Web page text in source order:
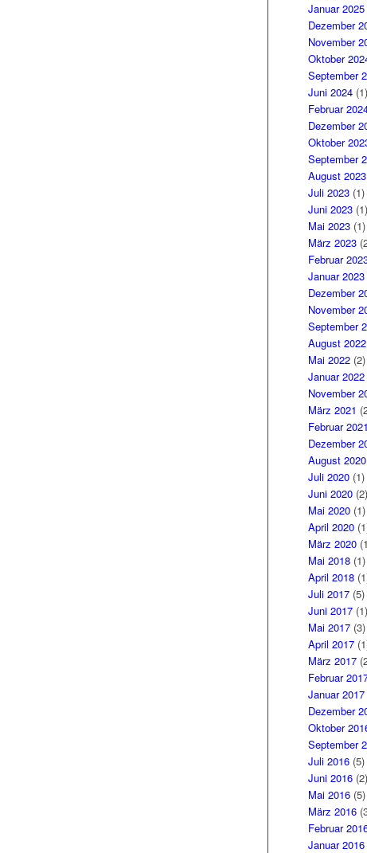
Januar 2025
Dezember
November
Oktober
September
Juni 2024 (1)
Februar
Dezember
Oktober
September
August 2023
Juli 2023 (1)
Juni 2023 (1)
Mai 2023 (1)
März 2023
Februar
Januar 2023
Dezember
November
September
August 2022
Mai 2022 (2)
Januar 2022
November
März 2021
Februar 2021
Dezember
August 2020
Juli 2020 (1)
Juni 2020 (2)
Mai 2020 (1)
April 2020
März 2020
Mai 2018 (1)
April 2018
Juli 2017 (5)
Juni 2017 (1)
Mai 2017 (3)
April 2017
März 2017
Februar
Januar 2017
Dezember
Oktober
September
Juli 2016 (5)
Juni 2016 (2)
Mai 2016 (5)
März 2016
Februar
Januar 2016